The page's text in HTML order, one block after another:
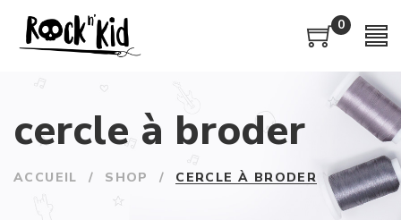
0
cercle à broder
ACCUEIL / SHOP / CERCLE À BRODER